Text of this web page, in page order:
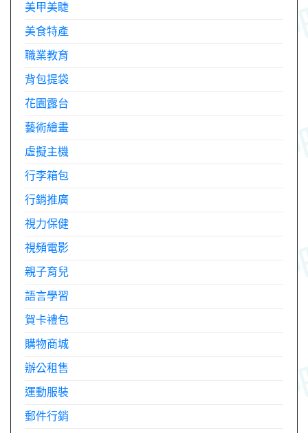
美甲美睫
美食特產
職業教育
背包提袋
花園露台
藝術繪畫
虛擬主機
行李箱包
行銷推廣
視力保健
視頻電影
親子育兒
語言學習
賀卡禮包
購物商城
辦公租售
運動服裝
郵件行銷